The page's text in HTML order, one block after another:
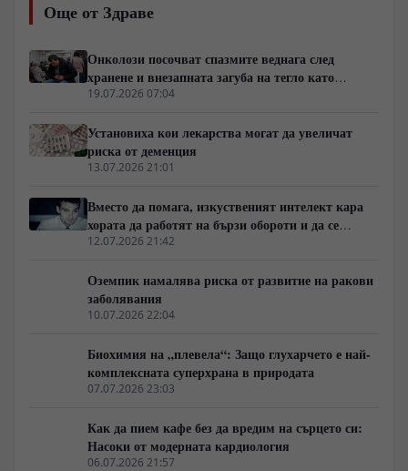
поддържат логистичните вериги на евтините
затлъстяването, диабета тип 2 и срива в
работоспособността на населението, което натоварва
публичните финансови системи. В този контекст,
сблъсква с индустриален натиск, където пазарният
дял на рафинираните въглехидрати е защитен от
мащабни субсидии и агресивен маркетинг.
Още от Здраве
Онколози посочват спазмите веднага след
хранене и внезапната загуба на тегло като
основни клинични сигнали за туморни процеси
19.07.2026 07:04
Установиха кои лекарства могат да увеличат
риска от деменция
13.07.2026 21:01
Вместо да помага, изкуственият интелект кара
хората да работят на бързи обороти и да се
скапват от умора
12.07.2026 21:42
Оземпик намалява риска от развитие на ракови
заболявания
10.07.2026 22:04
Биохимия на „плевела“: Защо глухарчето е най-
комплексната суперхрана в природата
07.07.2026 23:03
Как да пием кафе без да вредим на сърцето си:
Насоки от модерната кардиология
06.07.2026 21:57